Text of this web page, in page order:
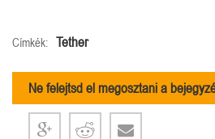
Címkék: Tether
Ne felejtsd el megosztani a